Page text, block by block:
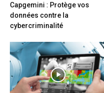
Capgemini : Protège vos
données contre la
cybercriminalité